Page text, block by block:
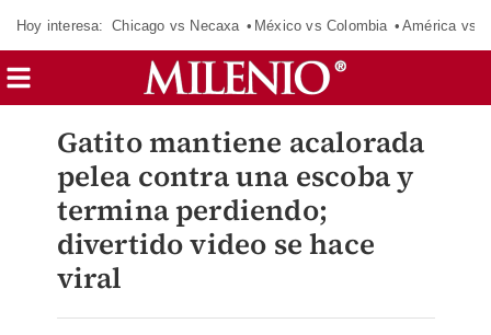
Hoy interesa: Chicago vs Necaxa México vs Colombia América vs
Gatito mantiene acalorada
pelea contra una escoba y
termina perdiendo;
divertido video se hace
viral